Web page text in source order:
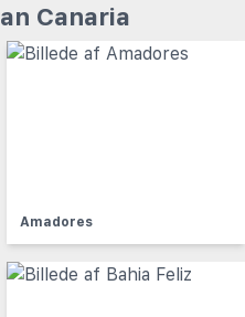
Canaria
Amadores